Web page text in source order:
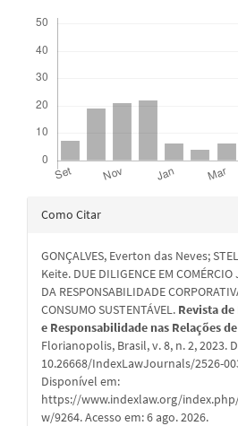
Detalhes
artigo
Como Citar
GONÇALVES, Everton das Neves;
Keite. DUE DILIGENCE EM
DA RESPONSABILIDADE
CONSUMO SUSTENTÁVEL. Revista
e Responsabilidade nas Relações
Florianopolis, Brasil, v. 8, n. 2, 2023.
10.26668/IndexLawJournals/2526-
Disponível em:
https://www.indexlaw.org/
w/9264. Acesso em: 6 ago. 2026.